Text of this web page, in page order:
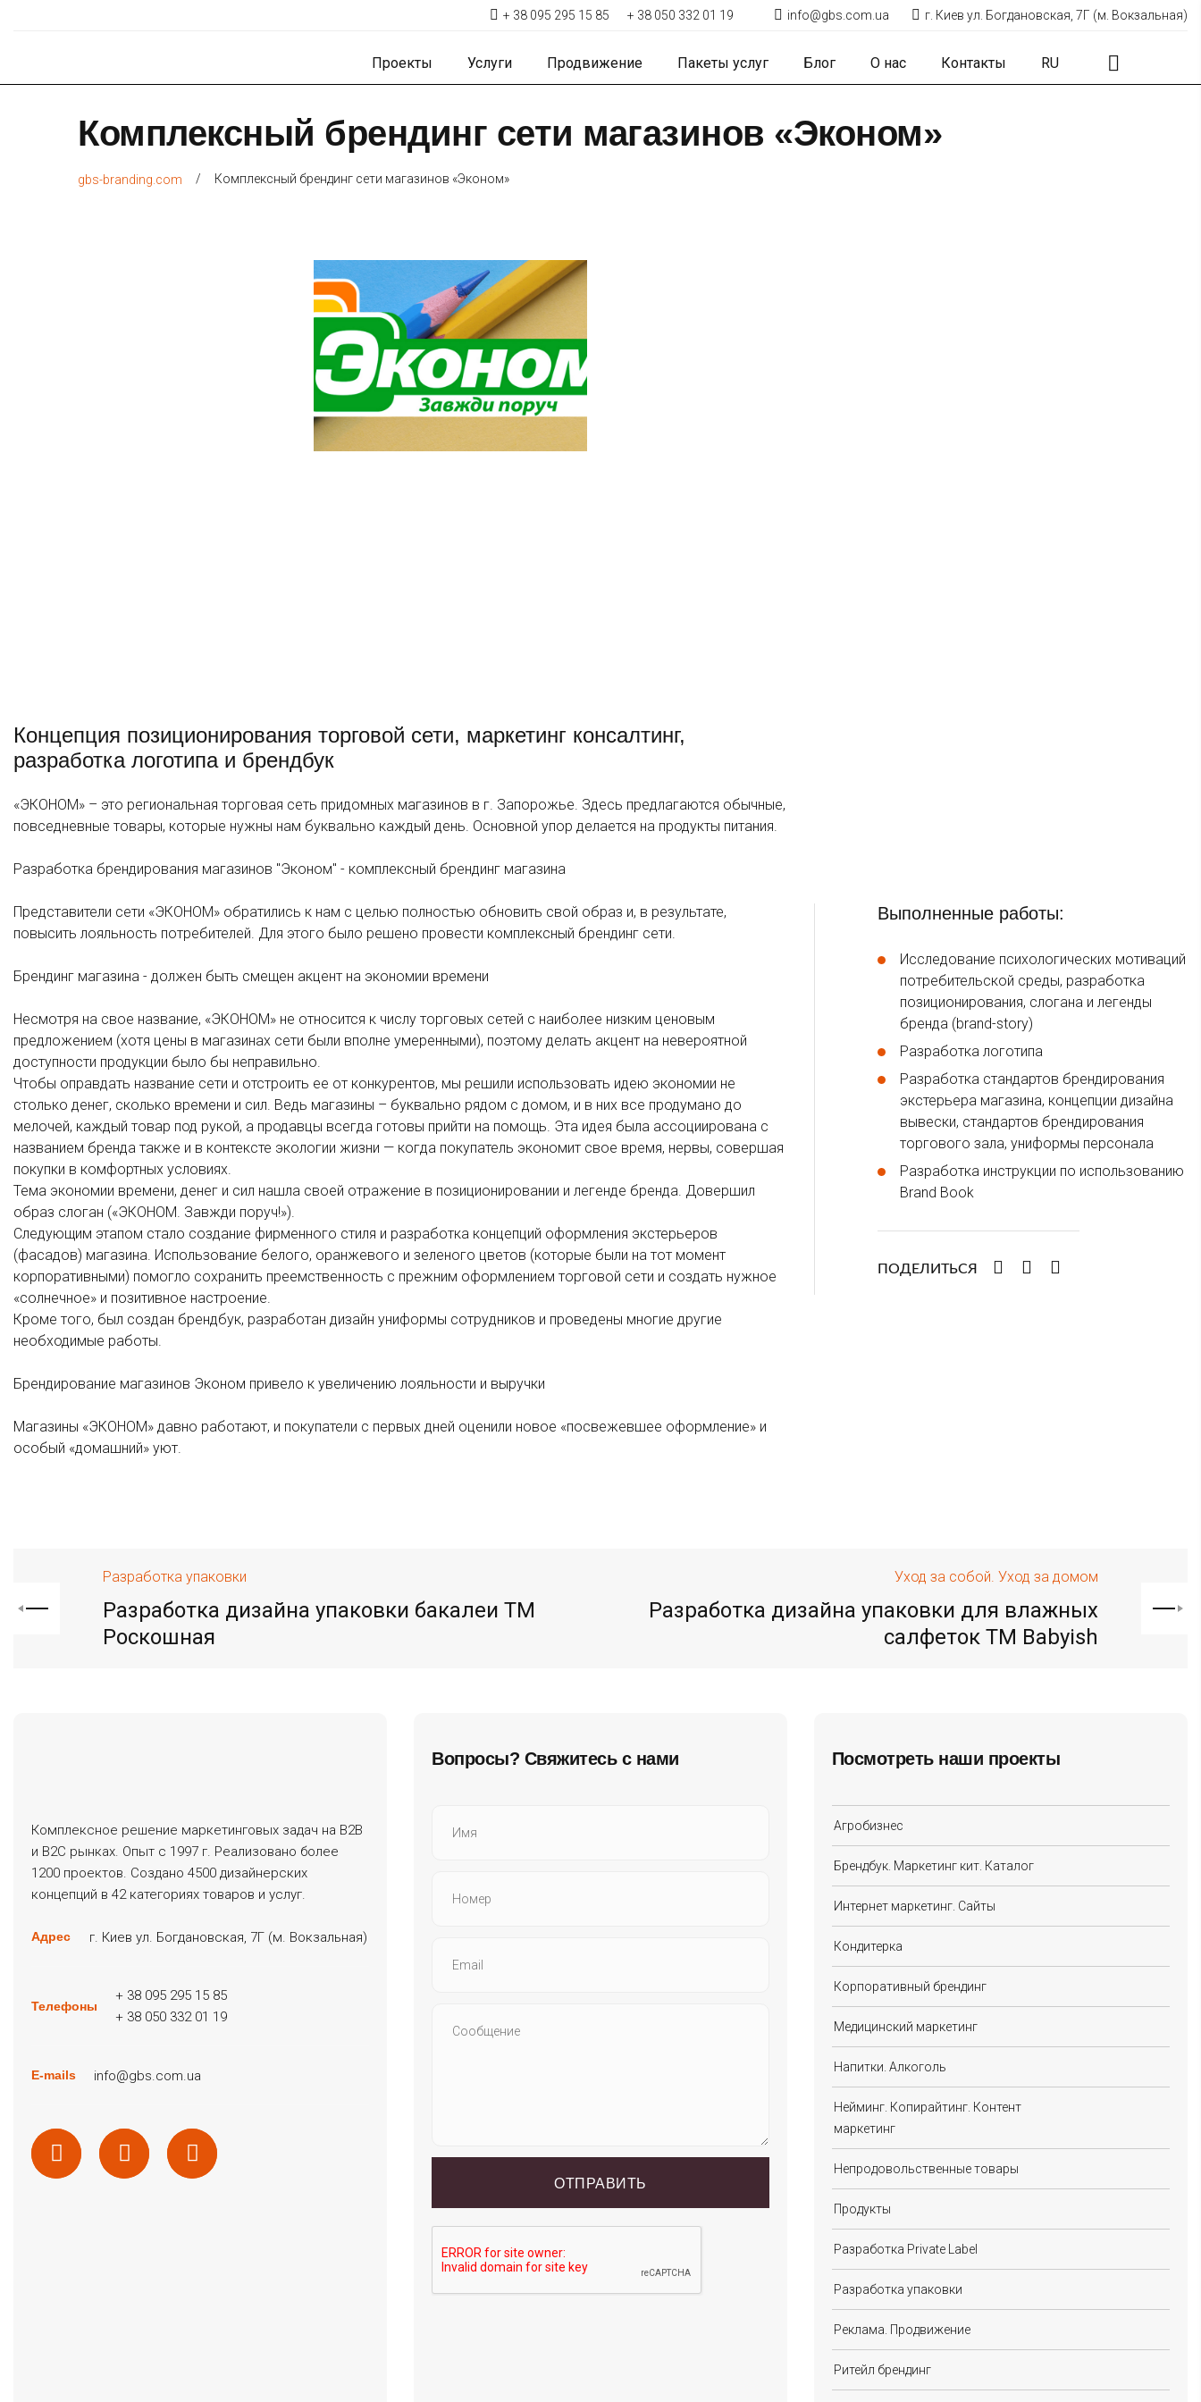
+ 38 095 295 15 85 + 38 050 332 01 19 info@gbs.com.ua г. Киев ул. Богдановская, 7Г (м. Вокзальная)
Проекты Услуги Продвижение Пакеты услуг Блог О нас Контакты RU
Комплексный брендинг сети магазинов «Эконом»
gbs-branding.com / Комплексный брендинг сети магазинов «Эконом»
Концепция позиционирования торговой сети, маркетинг консалтинг,
разработка логотипа и брендбук
«ЭКОНОМ» – это региональная торговая сеть придомных магазинов в г. Запорожье. Здесь предлагаются обычные,
повседневные товары, которые нужны нам буквально каждый день. Основной упор делается на продукты питания.
Разработка брендирования магазинов "Эконом" - комплексный брендинг магазина
Представители сети «ЭКОНОМ» обратились к нам с целью полностью обновить свой образ и, в результате,
повысить лояльность потребителей. Для этого было решено провести комплексный брендинг сети.
Брендинг магазина - должен быть смещен акцент на экономии времени
Несмотря на свое название, «ЭКОНОМ» не относится к числу торговых сетей с наиболее низким ценовым
предложением (хотя цены в магазинах сети были вполне умеренными), поэтому делать акцент на невероятной
доступности продукции было бы неправильно.
Чтобы оправдать название сети и отстроить ее от конкурентов, мы решили использовать идею экономии не
столько денег, сколько времени и сил. Ведь магазины – буквально рядом с домом, и в них все продумано до
мелочей, каждый товар под рукой, а продавцы всегда готовы прийти на помощь. Эта идея была ассоциирована с
названием бренда также и в контексте экологии жизни — когда покупатель экономит свое время, нервы, совершая
покупки в комфортных условиях.
Тема экономии времени, денег и сил нашла своей отражение в позиционировании и легенде бренда. Довершил
образ слоган («ЭКОНОМ. Завжди поруч!»).
Следующим этапом стало создание фирменного стиля и разработка концепций оформления экстерьеров
(фасадов) магазина. Использование белого, оранжевого и зеленого цветов (которые были на тот момент
корпоративными) помогло сохранить преемственность с прежним оформлением торговой сети и создать нужное
«солнечное» и позитивное настроение.
Кроме того, был создан брендбук, разработан дизайн униформы сотрудников и проведены многие другие
необходимые работы.
Брендирование магазинов Эконом привело к увеличению лояльности и выручки
Магазины «ЭКОНОМ» давно работают, и покупатели с первых дней оценили новое «посвежевшее оформление» и
особый «домашний» уют.
Выполненные работы:
Исследование психологических мотиваций
потребительской среды, разработка
позиционирования, слогана и легенды
бренда (brand-story)
Разработка логотипа
Разработка стандартов брендирования
экстерьера магазина, концепции дизайна
вывески, стандартов брендирования
торгового зала, униформы персонала
Разработка инструкции по использованию
Brand Book
ПОДЕЛИТЬСЯ
Разработка упаковки
Разработка дизайна упаковки бакалеи ТМ
Роскошная
Уход за собой. Уход за домом
Разработка дизайна упаковки для влажных
салфеток ТМ Babyish
Комплексное решение маркетинговых задач на B2B
и B2C рынках. Опыт с 1997 г. Реализовано более
1200 проектов. Создано 4500 дизайнерских
концепций в 42 категориях товаров и услуг.
Адрес г. Киев ул. Богдановская, 7Г (м. Вокзальная)
Телефоны
+ 38 095 295 15 85
+ 38 050 332 01 19
E-mails info@gbs.com.ua
Вопросы? Свяжитесь с нами Посмотреть наши проекты
Агробизнес
Брендбук. Маркетинг кит. Каталог
Интернет маркетинг. Сайты
Кондитерка
Корпоративный брендинг
Медицинский маркетинг
Напитки. Алкоголь
Нейминг. Копирайтинг. Контент
маркетинг
Непродовольственные товары
Продукты
Разработка Private Label
Разработка упаковки
Реклама. Продвижение
Ритейл брендинг